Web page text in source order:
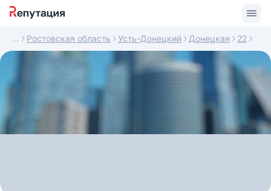
Ростовская область Усть-Донецкий Донецкая 22